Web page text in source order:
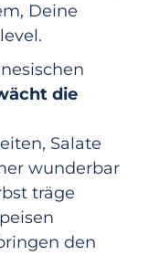
Deine
die
Salate
wunderbar
träge
den